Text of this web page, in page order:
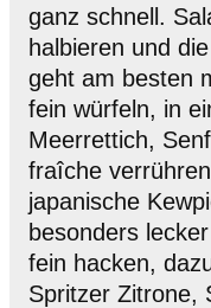
ganz schnell.
halbieren und
geht am besten
fein würfeln, in
Meerrettich,
fraîche
japanische
besonders
fein hacken,
Spritzer Zitrone,